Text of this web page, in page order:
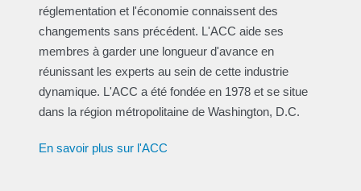
réglementation et l'économie connaissent des
changements sans précédent. L'ACC aide ses
membres à garder une longueur d'avance en
réunissant les experts au sein de cette industrie
dynamique. L'ACC a été fondée en 1978 et se situe
dans la région métropolitaine de Washington, D.C.
En savoir plus sur l'ACC